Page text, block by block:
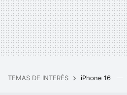
TEMAS DE INTERÉS iPhone 16